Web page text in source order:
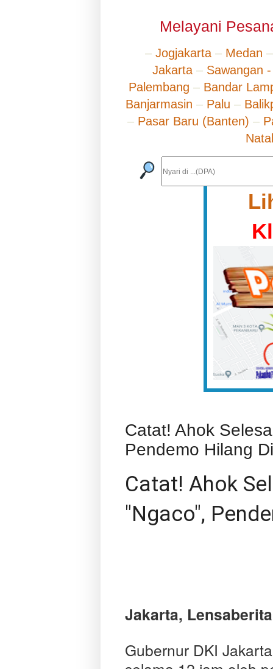
Melayani
–Jogjakarta – Medan
Jakarta – Sawangan
Palembang – Bandar
Banjarmasin – Palu –
– Pasar Baru (Banten) –
Natal
Catat! Ahok
Pendemo Hilang
Catat! Ahok
"Ngaco",
Jakarta,
Gubernur DKI